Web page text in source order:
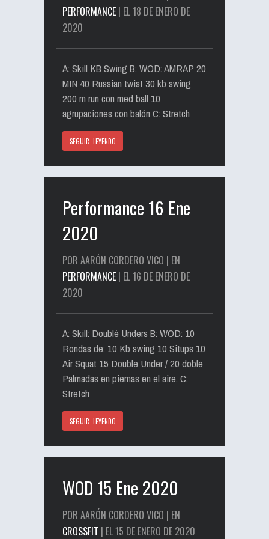
PERFORMANCE | EL 18 DE ENERO DE
2020
A: Skill KB Swing B: WOD: AMRAP 20
MIN 40 Russian twist 30 kb swing
200 m run con med ball 10
agrupaciones con balón C: Stretch
SEGUIR LEYENDO
Performance 16 Ene
2020
POR AARÓN CORDERO VICO | EN
PERFORMANCE | EL 16 DE ENERO DE
2020
A: Skill: Doublé Unders B: WOD: 10
Rondas de: 10 Kb swing 10 Situps 10
Air Squat 15 Double Under / 20 doble
Palmadas en piernas en el aire. C:
Stretch
SEGUIR LEYENDO
WOD 15 Ene 2020
POR AARÓN CORDERO VICO | EN
CROSSFIT | EL 15 DE ENERO DE 2020